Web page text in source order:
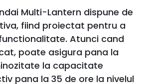
Multi-Lantern dispune de
fiind proiectat pentru a
Atunci cand
poate asigura pana la
la capacitate
pana la 35 de ore la nivelul